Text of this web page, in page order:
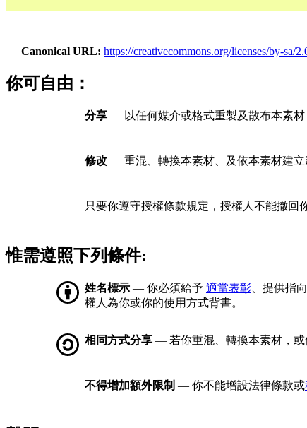
Canonical URL https://creativecommons.org/licenses/by-sa/
你可自由：
分享 — 以任何媒介或格式重製及散布本素材
修改 — 重混、轉換本素材、及依本素材建立
只要你遵守授權條款規定，授權人不能撤回
惟需遵照下列條件:
姓名標示 — 你必須給予 適當表彰 、提供指
權人為你或你的使用方式背書。
相同方式分享 — 若你重混、轉換本素材，
不得增加額外限制 — 你不能增設法律條款或